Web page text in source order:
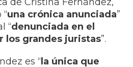
de Cristina Fernández,
una crónica anunciada”
“denunciada en el
los grandes juristas”.
es “la única que